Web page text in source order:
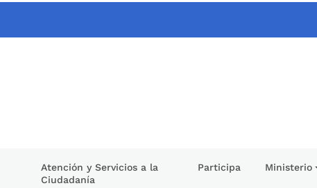
Atención y Servicios a la
Ciudadanía
Participa Ministerio